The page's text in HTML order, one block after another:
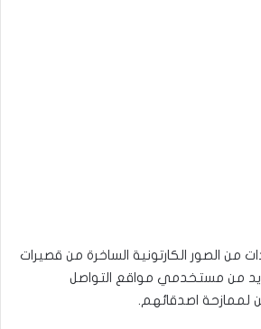
من الصور الكارتونية الساخرة من قصيرات
من مستخدمي مواقع التواصل
لممازحة اصدقائهم.